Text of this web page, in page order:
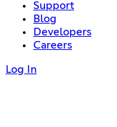
Support
Blog
Developers
Careers
Log In